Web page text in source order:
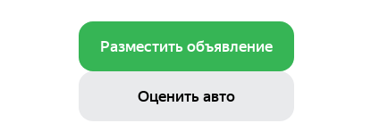
Разместить объявление
Оценить авто